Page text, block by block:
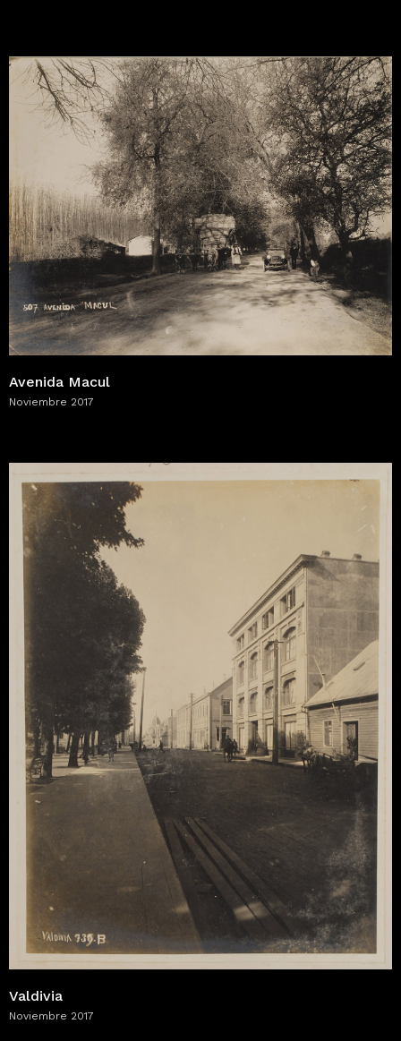
Avenida Macul
Noviembre 2017
Valdivia
Noviembre 2017